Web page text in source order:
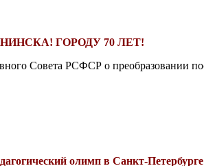
ГОРОДУ 70 ЛЕТ!
Совета РСФСР о преобразовании
олимп в Санкт-Петербурге